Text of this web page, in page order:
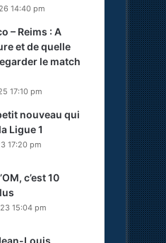
14:40 pm
– Reims : A
et de quelle
le match
17:10 pm
nouveau qui
Ligue 1
17:20 pm
c’est 10
15:04 pm
Louis